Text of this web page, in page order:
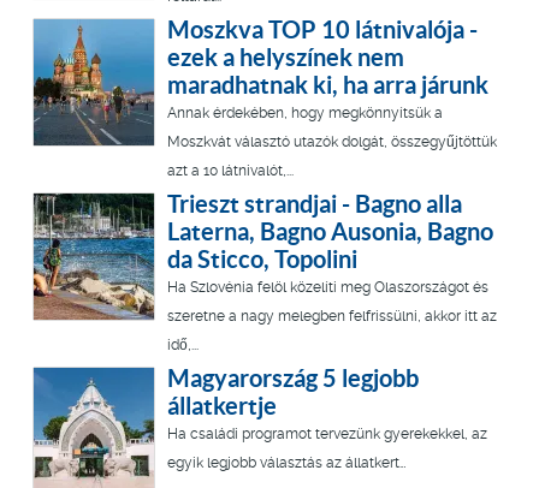
Moszkva TOP 10 látnivalója -
ezek a helyszínek nem
maradhatnak ki, ha arra járunk
Annak érdekében, hogy megkönnyítsük a
Moszkvát választó utazók dolgát, összegyűjtöttük
azt a 10 látnivalót,...
Trieszt strandjai - Bagno alla
Laterna, Bagno Ausonia, Bagno
da Sticco, Topolini
Ha Szlovénia felöl közelíti meg Olaszországot és
szeretne a nagy melegben felfrissülni, akkor itt az
idő,...
Magyarország 5 legjobb
állatkertje
Ha családi programot tervezünk gyerekekkel, az
egyik legjobb választás az állatkert…